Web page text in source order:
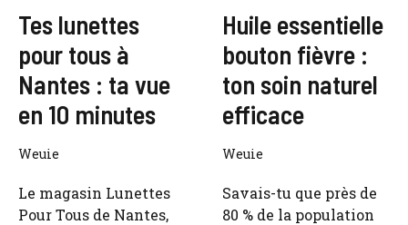
Tes lunettes
pour tous à
Nantes : ta vue
en 10 minutes
Weuie
Le magasin Lunettes
Pour Tous de Nantes,
Huile essentielle
bouton fièvre :
ton soin naturel
efficace
Weuie
Savais-tu que près de
80 % de la population